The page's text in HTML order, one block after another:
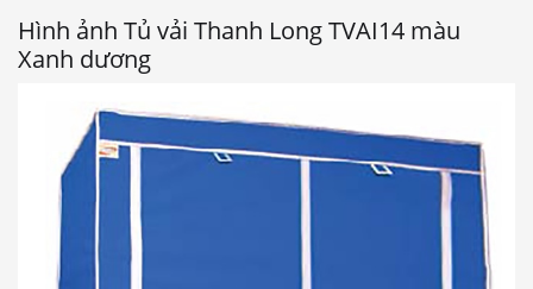
Hình ảnh Tủ vải Thanh Long TVAI14 màu
Xanh dương